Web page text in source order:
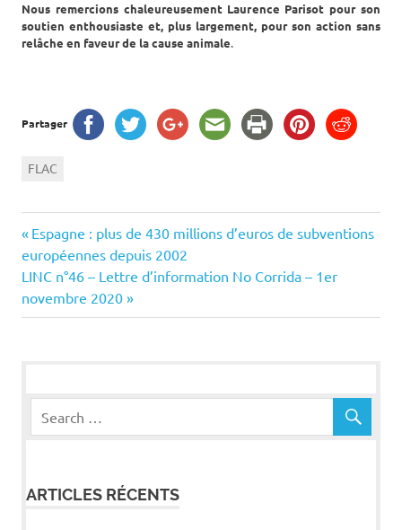
Nous remercions chaleureusement Laurence Parisot pour son
soutien enthousiaste et, plus largement, pour son action sans
relâche en faveur de la cause animale.
Partager
FLAC
Navigation
de
l’article
Previous
Post:
Espagne : plus de 430 millions d’euros de subventions
européennes depuis 2002
Next
Post:
LINC n°46 – Lettre d’information No Corrida – 1er
novembre 2020
ARTICLES RÉCENTS